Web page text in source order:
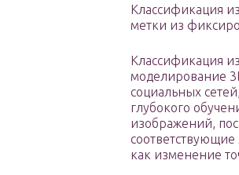
Классификация
метки из
Классификация
моделирование
социальных
глубокого
изображений,
как изменение